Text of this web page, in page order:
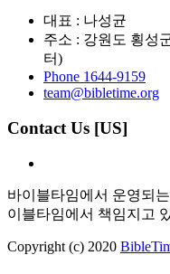
대표 : 나성균
주소 : 강원도 횡성
터)
Phone 1644-9159
team@bibletime.org
Contact Us [US]
바이블타임에서 운영되
이블타임에서 책임지고
Copyright (c) 2020